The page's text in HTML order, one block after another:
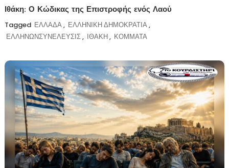
Ιθάκη: Ο Κώδικας της Επιστροφής ενός Λαού
Tagged ΕΛΛΑΔΑ, ΕΛΛΗΝΙΚΗ ΔΗΜΟΚΡΑΤΙΑ,
ΕΛΛΗΝΩΝΣΥΝΕΛΕΥΣΙΣ, ΙΘΑΚΗ, ΚΟΜΜΑΤΑ